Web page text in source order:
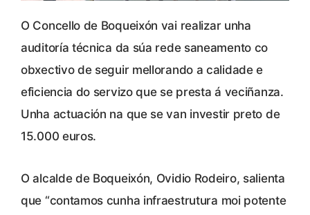
O Concello de Boqueixón vai realizar unha
auditoría técnica da súa rede saneamento co
obxectivo de seguir mellorando a calidade e
eficiencia do servizo que se presta á veciñanza.
Unha actuación na que se van investir preto de
15.000 euros.
O alcalde de Boqueixón, Ovidio Rodeiro, salienta
que “contamos cunha infraestrutura moi potente